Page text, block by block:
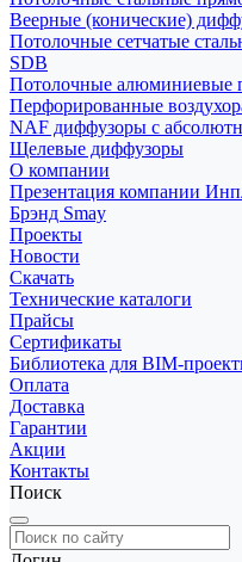
Веерные (конические)
Потолочные сетчатые
SDB
Потолочные алюминиевые
Перфорированные
NAF диффузоры с
Щелевые диффузоры
О компании
Презентация компании
Брэнд Smay
Проекты
Новости
Скачать
Технические каталоги
Прайсы
Сертификаты
Библиотека для BIM-
Оплата
Доставка
Гарантии
Акции
Контакты
Поиск